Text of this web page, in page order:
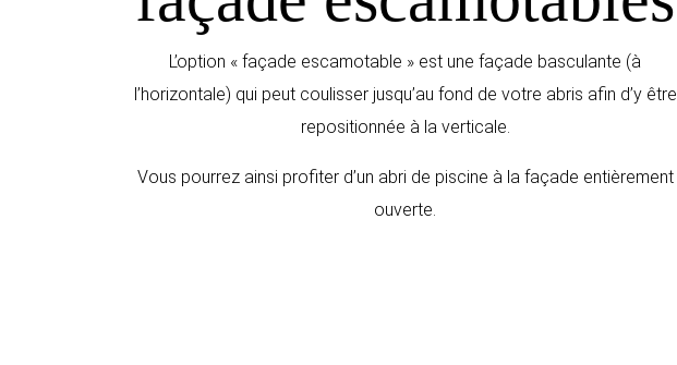
L’option « façade escamotable » est une façade basculante (à
l’horizontale) qui peut coulisser jusqu’au fond de votre abris afin d’y être
repositionnée à la verticale.
Vous pourrez ainsi profiter d’un abri de piscine à la façade entièrement
ouverte.